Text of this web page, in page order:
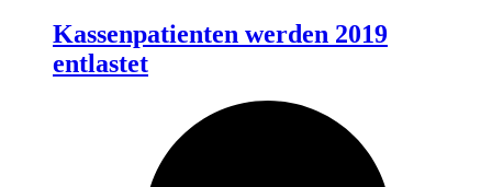
Kassenpatienten werden 2019
entlastet